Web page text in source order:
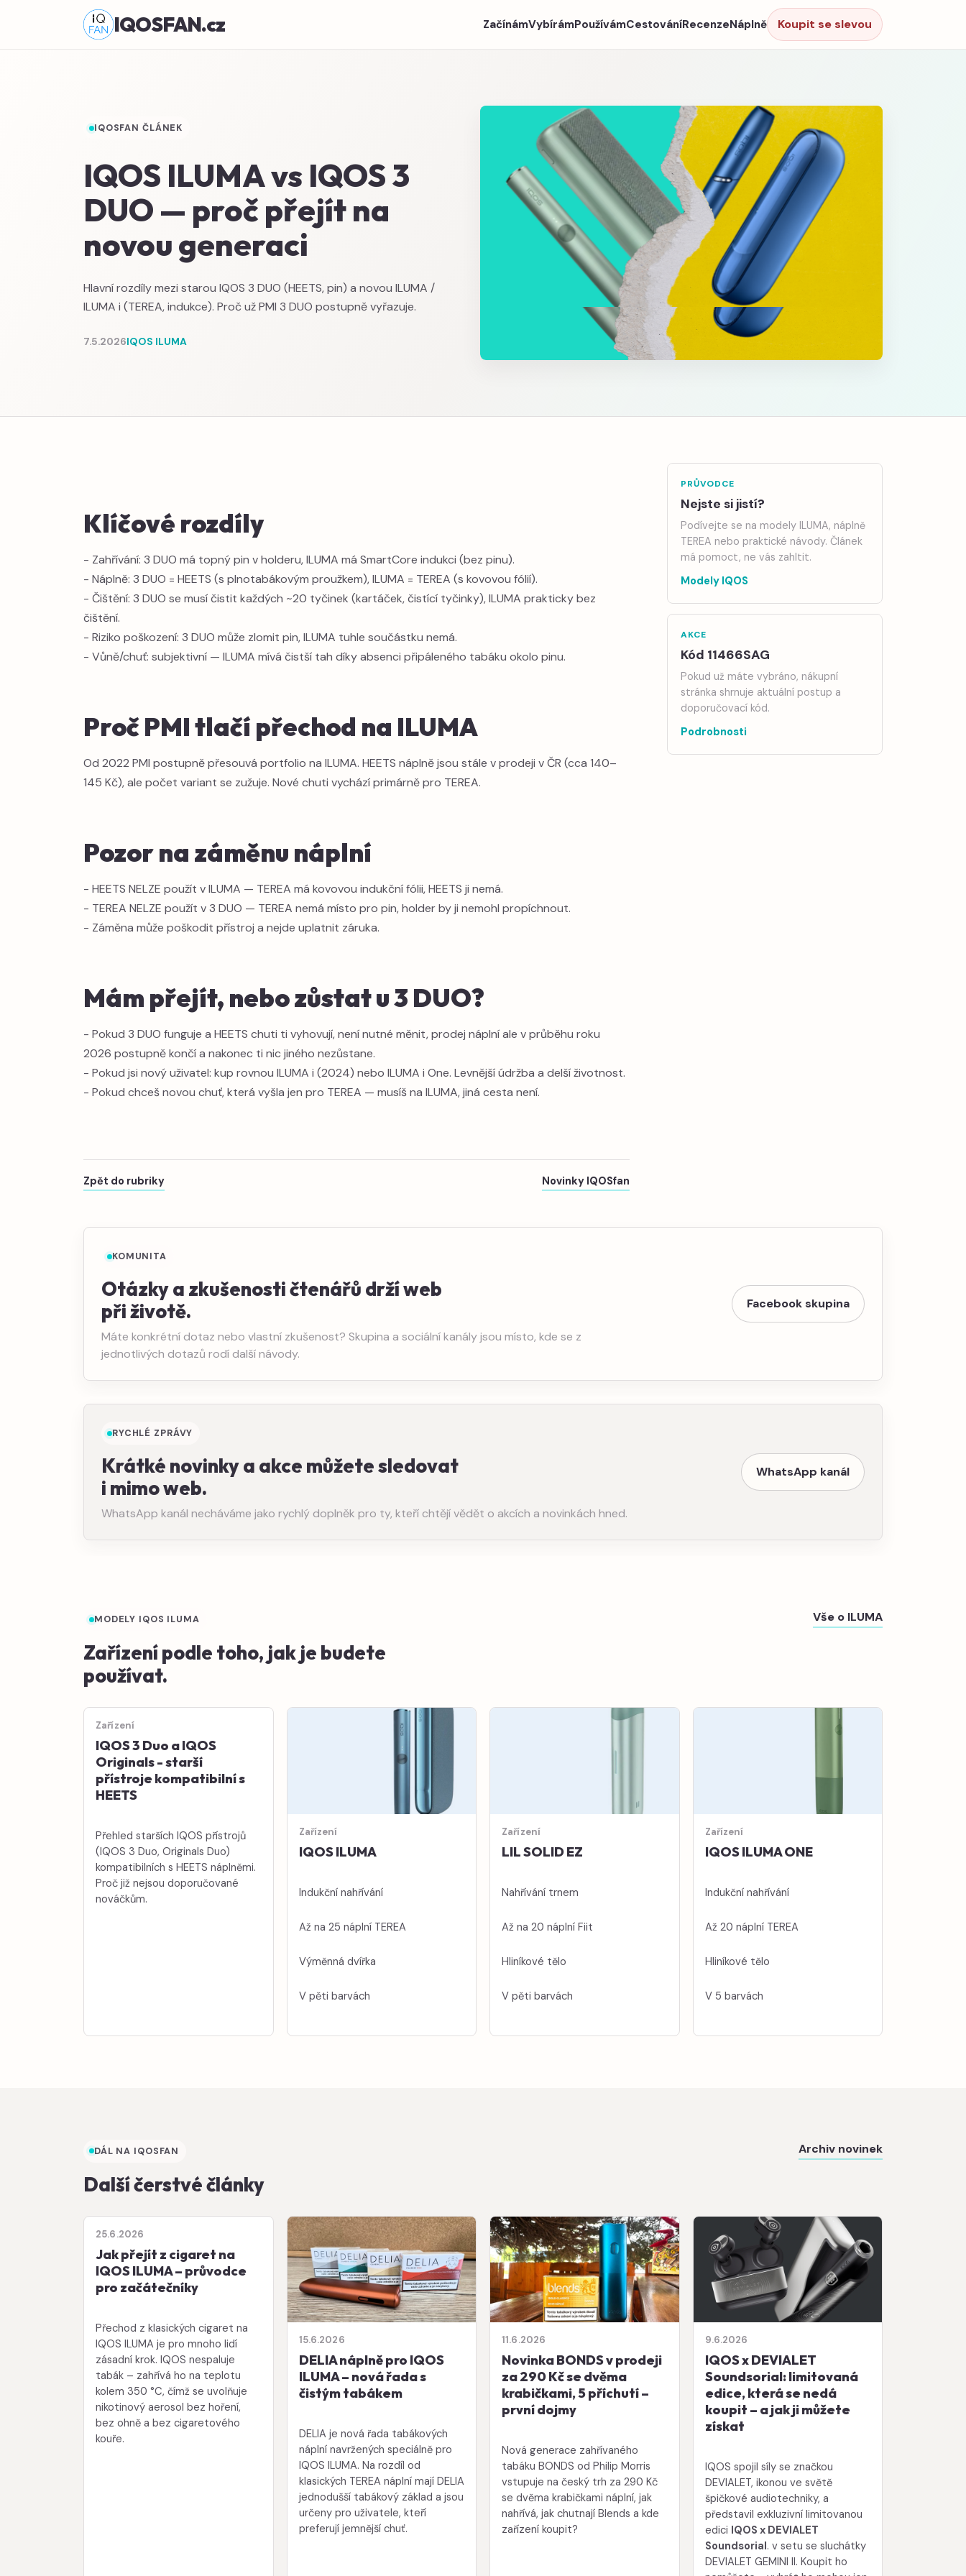
IQOSFAN.cz ZačínámVybírámPoužívámCestováníRecenzeNáplně Koupit se slevou
IQOSFAN ČLÁNEK
IQOS ILUMA vs IQOS 3
DUO — proč přejít na
novou generaci
Hlavní rozdíly mezi starou IQOS 3 DUO (HEETS, pin) a novou ILUMA /
ILUMA i (TEREA, indukce). Proč už PMI 3 DUO postupně vyřazuje.
7.5.2026IQOS ILUMA
Klíčové rozdíly
- Zahřívání: 3 DUO má topný pin v holderu, ILUMA má SmartCore indukci (bez pinu).
- Náplně: 3 DUO = HEETS (s plnotabákovým proužkem), ILUMA = TEREA (s kovovou fólií).
- Čištění: 3 DUO se musí čistit každých ~20 tyčinek (kartáček, čistící tyčinky), ILUMA prakticky bez
čištění.
- Riziko poškození: 3 DUO může zlomit pin, ILUMA tuhle součástku nemá.
- Vůně/chuť: subjektivní — ILUMA mívá čistší tah díky absenci připáleného tabáku okolo pinu.
Proč PMI tlačí přechod na ILUMA
Od 2022 PMI postupně přesouvá portfolio na ILUMA. HEETS náplně jsou stále v prodeji v ČR (cca 140–
145 Kč), ale počet variant se zužuje. Nové chuti vychází primárně pro TEREA.
Pozor na záměnu náplní
- HEETS NELZE použít v ILUMA — TEREA má kovovou indukční fólii, HEETS ji nemá.
- TEREA NELZE použít v 3 DUO — TEREA nemá místo pro pin, holder by ji nemohl propíchnout.
- Záměna může poškodit přístroj a nejde uplatnit záruka.
Mám přejít, nebo zůstat u 3 DUO?
- Pokud 3 DUO funguje a HEETS chuti ti vyhovují, není nutné měnit, prodej náplní ale v průběhu roku
2026 postupně končí a nakonec ti nic jiného nezůstane.
- Pokud jsi nový uživatel: kup rovnou ILUMA i (2024) nebo ILUMA i One. Levnější údržba a delší životnost.
- Pokud chceš novou chuť, která vyšla jen pro TEREA — musíš na ILUMA, jiná cesta není.
PRŮVODCE
Nejste si jistí?
Podívejte se na modely ILUMA, náplně
TEREA nebo praktické návody. Článek
má pomoct, ne vás zahltit.
Modely IQOS
AKCE
Kód 11466SAG
Pokud už máte vybráno, nákupní
stránka shrnuje aktuální postup a
doporučovací kód.
Podrobnosti
Zpět do rubriky Novinky IQOSfan
KOMUNITA
Otázky a zkušenosti čtenářů drží web
při životě.
Máte konkrétní dotaz nebo vlastní zkušenost? Skupina a sociální kanály jsou místo, kde se z
jednotlivých dotazů rodí další návody.
Facebook skupina
RYCHLÉ ZPRÁVY
Krátké novinky a akce můžete sledovat
i mimo web.
WhatsApp kanál necháváme jako rychlý doplněk pro ty, kteří chtějí vědět o akcích a novinkách hned.
WhatsApp kanál
MODELY IQOS ILUMA
Zařízení podle toho, jak je budete
používat.
Vše o ILUMA
Zařízení
IQOS 3 Duo a IQOS
Originals - starší
přístroje kompatibilní s
HEETS
Přehled starších IQOS přístrojů
(IQOS 3 Duo, Originals Duo)
kompatibilních s HEETS náplněmi.
Proč již nejsou doporučované
nováčkům.
Zařízení
IQOS ILUMA
Indukční nahřívání
Až na 25 náplní TEREA
Výměnná dvířka
V pěti barvách
Zařízení
LIL SOLID EZ
Nahřívání trnem
Až na 20 náplní Fiit
Hliníkové tělo
V pěti barvách
Zařízení
IQOS ILUMA ONE
Indukční nahřívání
Až 20 náplní TEREA
Hliníkové tělo
V 5 barvách
DÁL NA IQOSFAN
Další čerstvé články
Archiv novinek
25.6.2026
Jak přejít z cigaret na
IQOS ILUMA – průvodce
pro začátečníky
Přechod z klasických cigaret na
IQOS ILUMA je pro mnoho lidí
zásadní krok. IQOS nespaluje
tabák – zahřívá ho na teplotu
kolem 350 °C, čímž se uvolňuje
nikotinový aerosol bez hoření,
bez ohně a bez cigaretového
kouře.
15.6.2026
DELIA náplně pro IQOS
ILUMA – nová řada s
čistým tabákem
DELIA je nová řada tabákových
náplní navržených speciálně pro
IQOS ILUMA. Na rozdíl od
klasických TEREA náplní mají DELIA
jednodušší tabákový základ a jsou
určeny pro uživatele, kteří
preferují jemnější chuť.
11.6.2026
Novinka BONDS v prodeji
za 290 Kč se dvěma
krabičkami, 5 příchutí –
první dojmy
Nová generace zahřívaného
tabáku BONDS od Philip Morris
vstupuje na český trh za 290 Kč
se dvěma krabičkami náplní, jak
nahřívá, jak chutnají Blends a kde
zařízení koupit?
9.6.2026
IQOS x DEVIALET
Soundsorial: limitovaná
edice, která se nedá
koupit – a jak ji můžete
získat
IQOS spojil síly se značkou
DEVIALET, ikonou ve světě
špičkové audiotechniky, a
představil exkluzivní limitovanou
edici IQOS x DEVIALET
Soundsorial. v setu se sluchátky
DEVIALET GEMINI II. Koupit ho